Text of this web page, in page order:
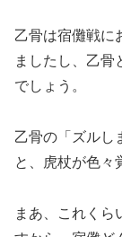
乙骨は宿儺戦に
ましたし、乙骨
でしょう。
乙骨の「ズルし
と、虎杖が色々
まあ、これくら